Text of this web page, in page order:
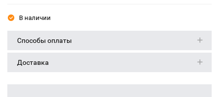
В наличии
Способы оплаты
Доставка